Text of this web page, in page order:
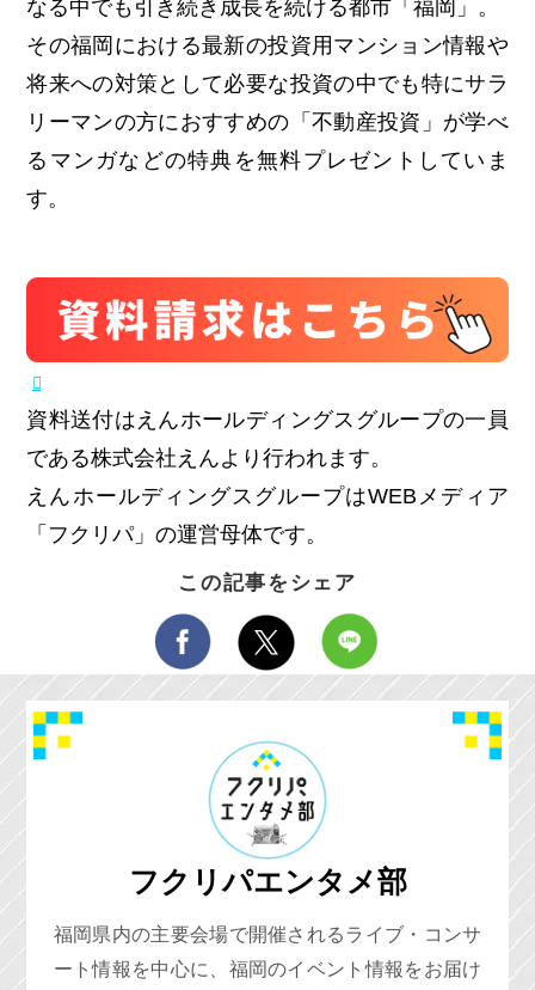
なる中でも引き続き成長を続ける都市「福岡」。
その福岡における最新の投資用マンション情報や
将来への対策として必要な投資の中でも特にサラ
リーマンの方におすすめの「不動産投資」が学べ
るマンガなどの特典を無料プレゼントしていま
す。
資料送付はえんホールディングスグループの一員
である株式会社えんより行われます。
えんホールディングスグループはWEBメディア
「フクリパ」の運営母体です。
この記事をシェア
フクリパエンタメ部
福岡県内の主要会場で開催されるライブ・コンサ
ート情報を中心に、福岡のイベント情報をお届け